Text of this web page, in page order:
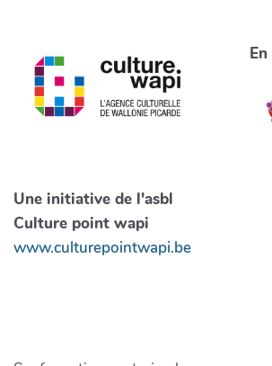
Une initiative de l'asbl
Culture point wapi
www.culturepointwapi.be